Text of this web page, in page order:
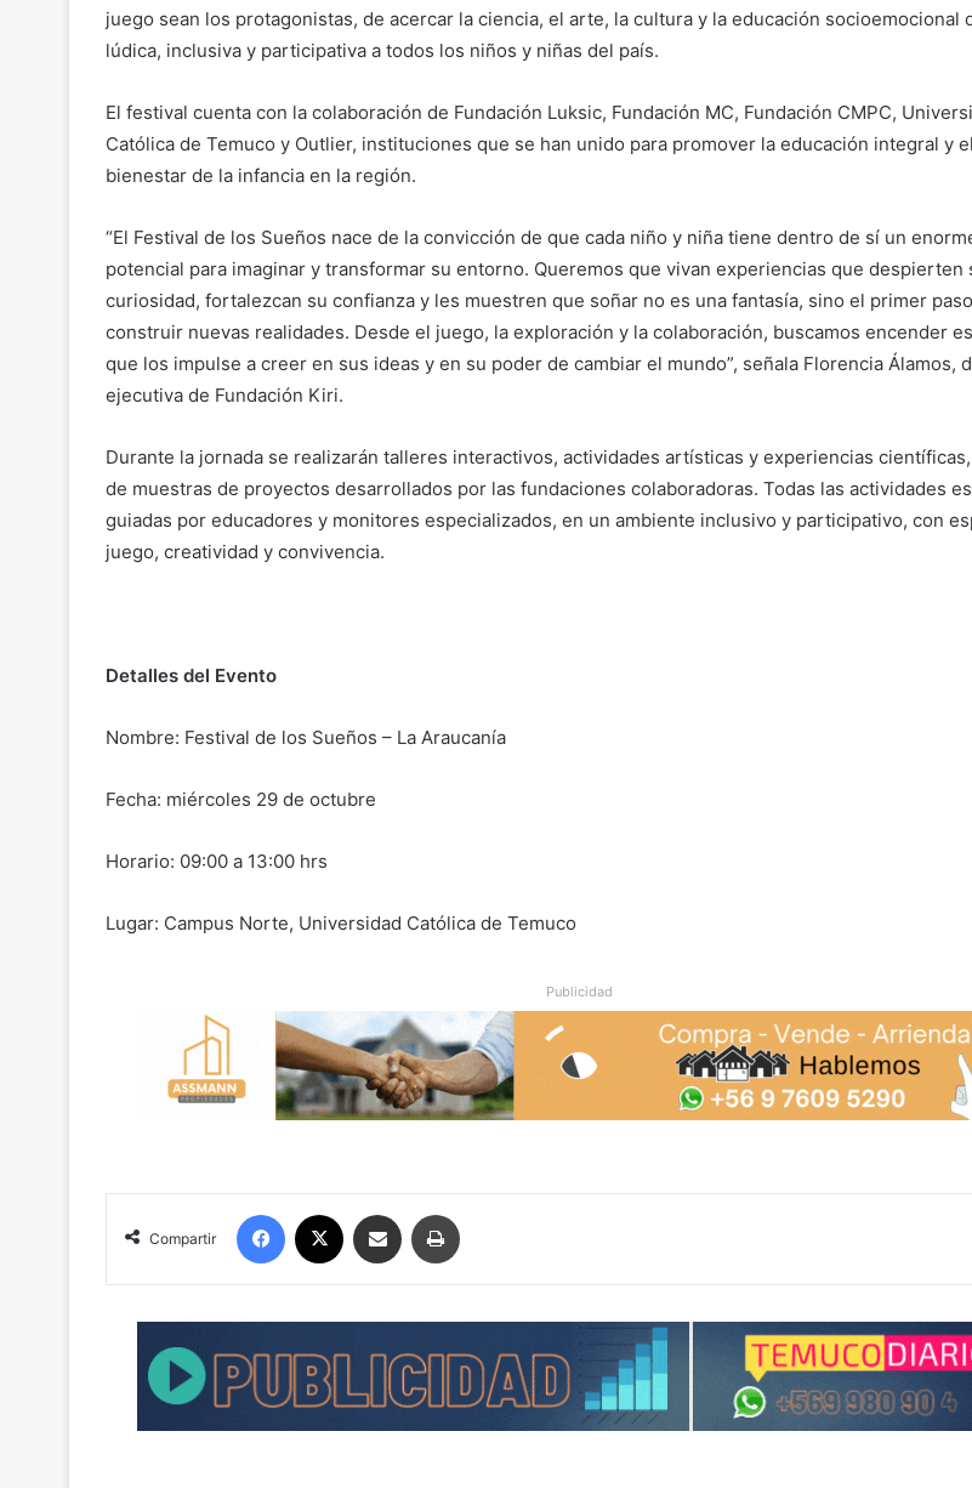
juego sean los protagonistas, de acercar la ciencia, el arte, la cultura y la educación socioemocional
lúdica, inclusiva y participativa a todos los niños y niñas del país.
El festival cuenta con la colaboración de Fundación Luksic, Fundación MC, Fundación CMPC,
Católica de Temuco y Outlier, instituciones que se han unido para promover la educación integral y el
bienestar de la infancia en la región.
“El Festival de los Sueños nace de la convicción de que cada niño y niña tiene dentro de sí un
potencial para imaginar y transformar su entorno. Queremos que vivan experiencias que despierten
curiosidad, fortalezcan su confianza y les muestren que soñar no es una fantasía, sino el primer
construir nuevas realidades. Desde el juego, la exploración y la colaboración, buscamos encender
que los impulse a creer en sus ideas y en su poder de cambiar el mundo”, señala Florencia Álamos,
ejecutiva de Fundación Kiri.
Durante la jornada se realizarán talleres interactivos, actividades artísticas y experiencias
de muestras de proyectos desarrollados por las fundaciones colaboradoras. Todas las actividades
guiadas por educadores y monitores especializados, en un ambiente inclusivo y participativo, con
juego, creatividad y convivencia.
Detalles del Evento
Nombre: Festival de los Sueños – La Araucanía
Fecha: miércoles 29 de octubre
Horario: 09:00 a 13:00 hrs
Lugar: Campus Norte, Universidad Católica de Temuco
Publicidad
Compartir